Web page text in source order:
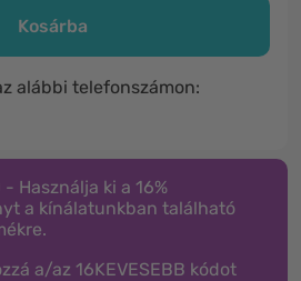
Kosárba
alábbi telefonszámon:
- Használja ki a 16%
a kínálatunkban található
a/az 16KEVESEBB kódot